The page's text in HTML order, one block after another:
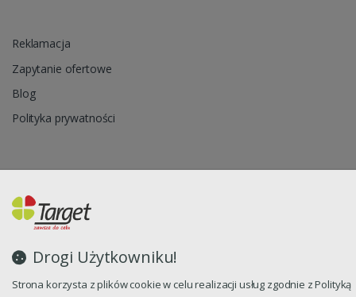
Drogi Użytkowniku!
Strona korzysta z plików cookie w celu realizacji usług zgodnie z Polityką
Reklamacja
Zapytanie ofertowe
Blog
Polityka prywatności